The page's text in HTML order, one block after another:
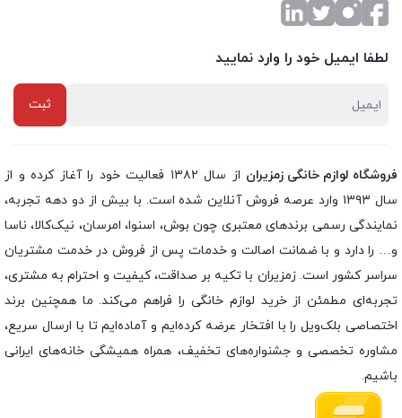
لطفا ایمیل خود را وارد نمایید
فروشگاه لوازم خانگی زمزیران
از سال ۱۳۸۲ فعالیت خود را آغاز کرده و از
سال ۱۳۹۳ وارد عرصه فروش آنلاین شده است. با بیش از دو دهه تجربه،
نمایندگی رسمی برندهای معتبری چون بوش، اسنوا، امرسان، نیک‌کالا، ناسا
و… را دارد و با ضمانت اصالت و خدمات پس از فروش در خدمت مشتریان
سراسر کشور است. زمزیران با تکیه بر صداقت، کیفیت و احترام به مشتری،
تجربه‌ای مطمئن از خرید لوازم خانگی را فراهم می‌کند. ما همچنین برند
اختصاصی بلک‌ویل را با افتخار عرضه کرده‌ایم و آماده‌ایم تا با ارسال سریع،
مشاوره تخصصی و جشنواره‌های تخفیف، همراه همیشگی خانه‌های ایرانی
باشیم.